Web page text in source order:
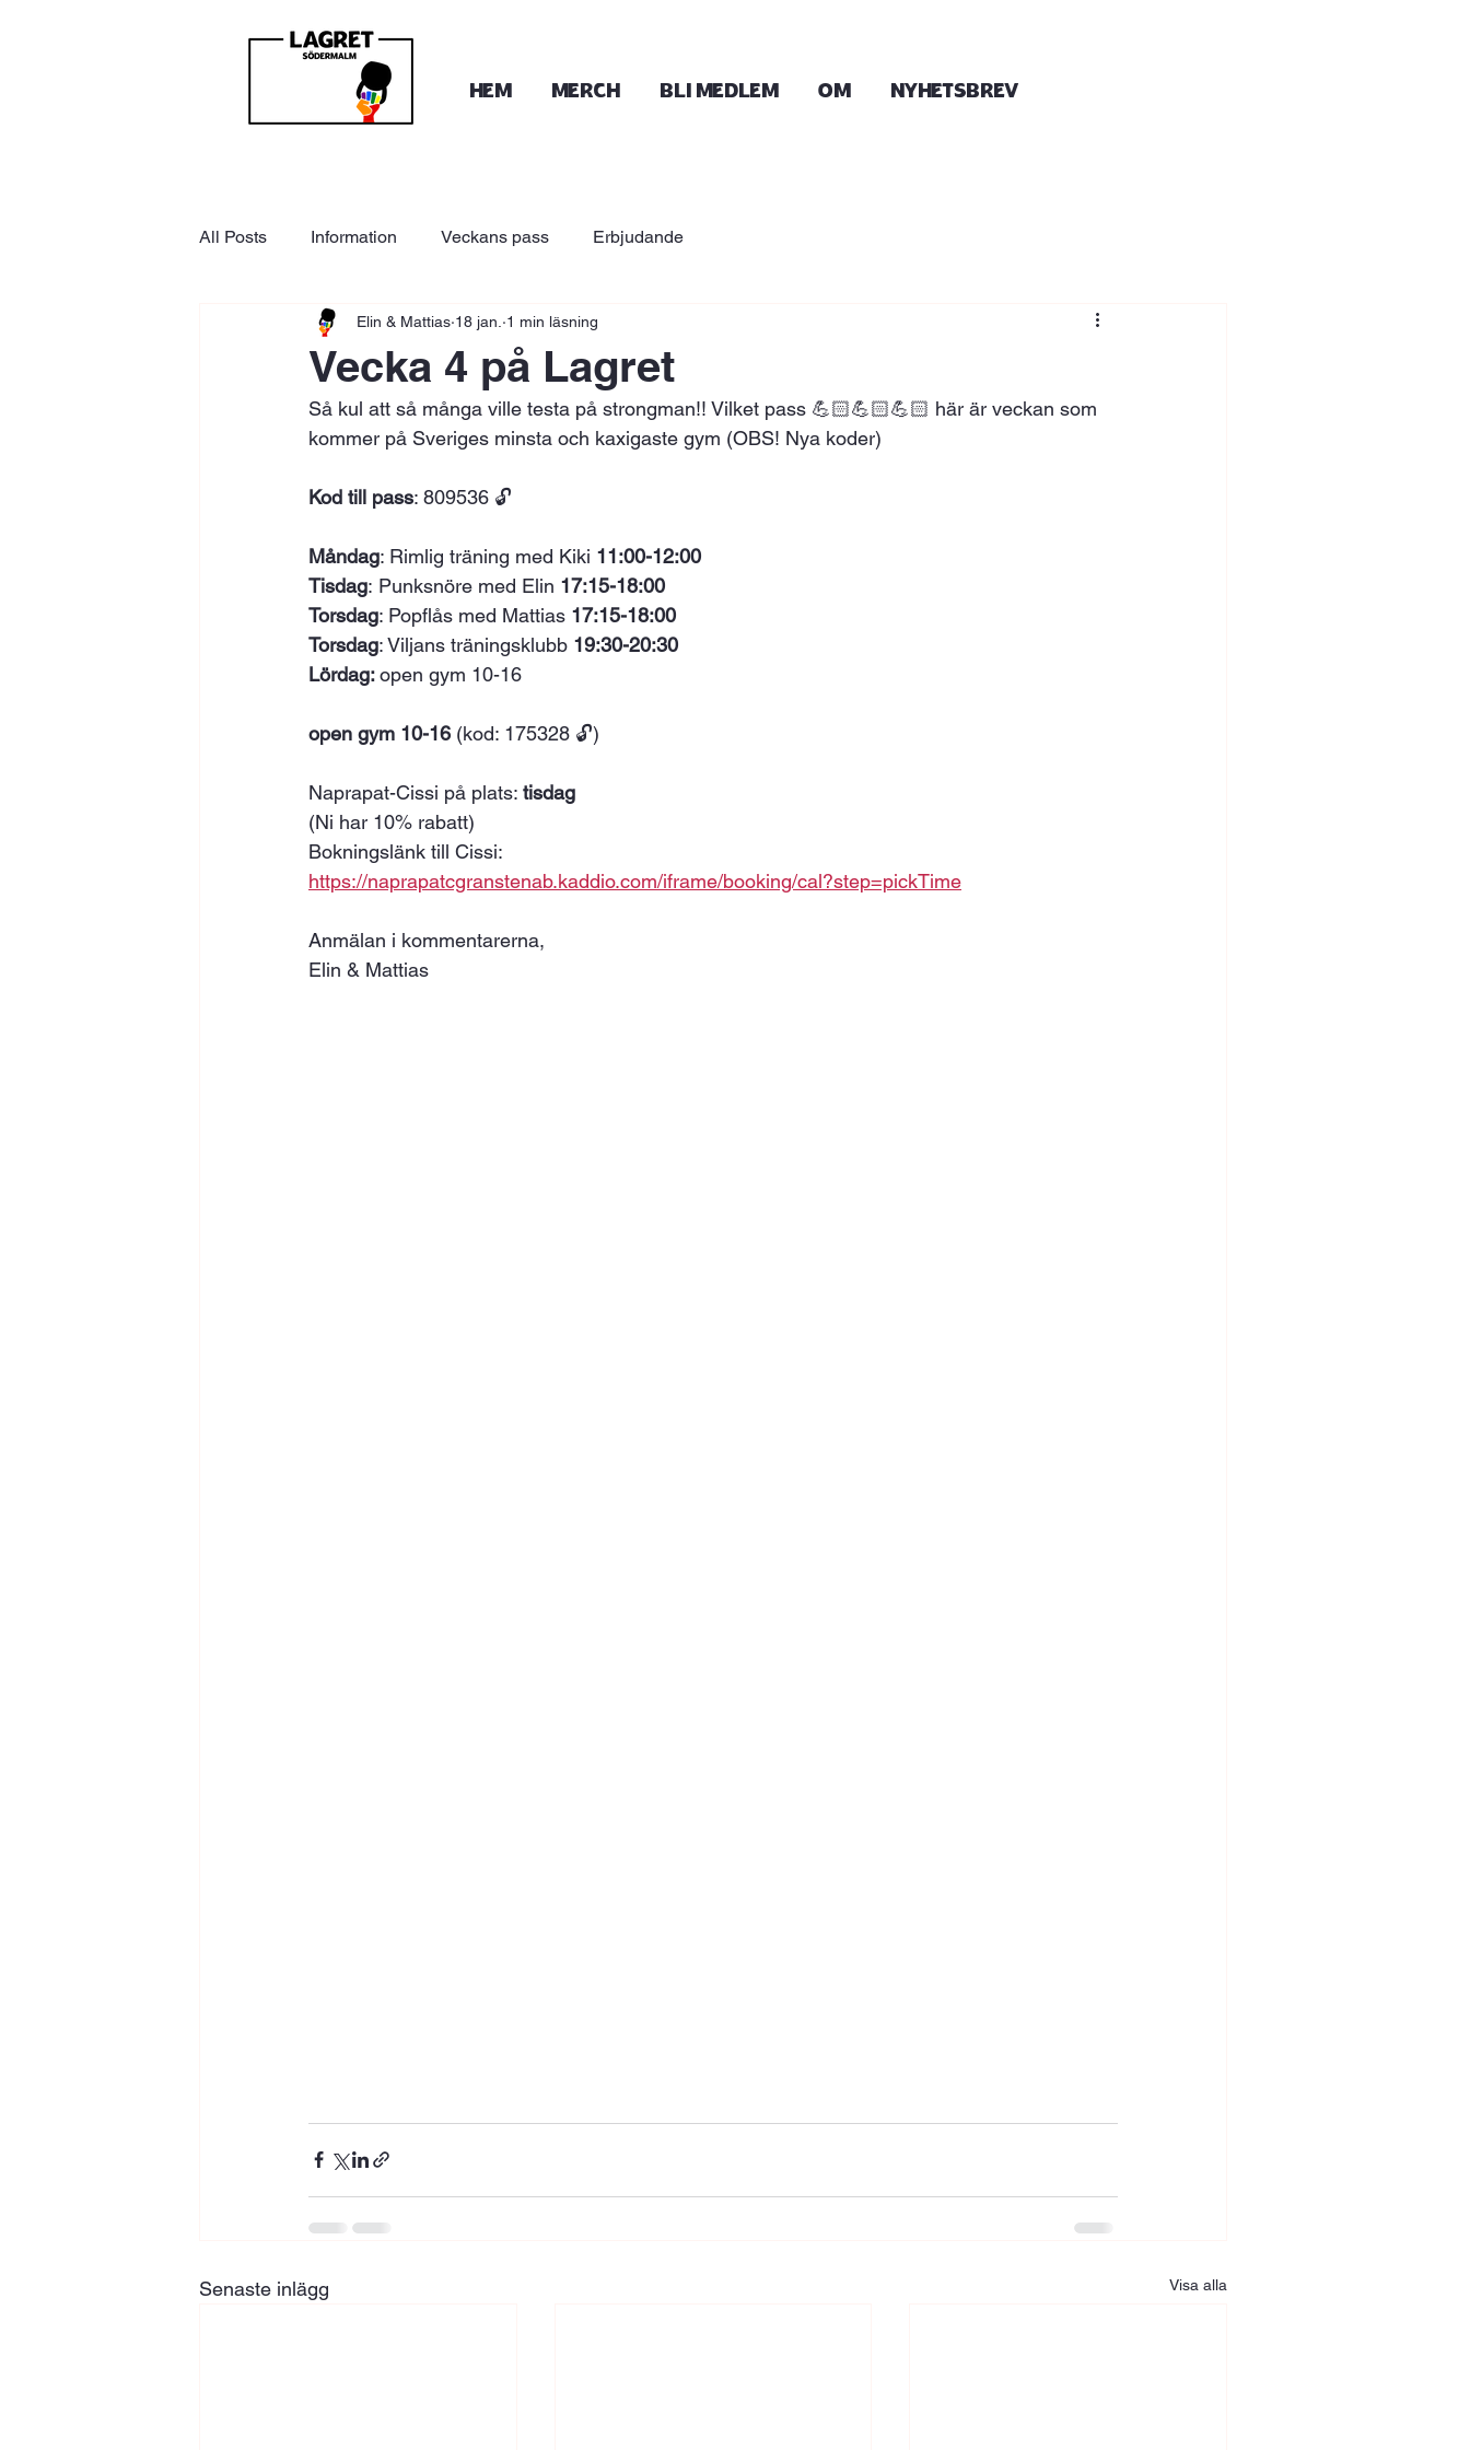
HEM Merch bli medlem OM Nyhetsbrev
All Posts Information Veckans pass Erbjudande
Vecka 4 på Lagret
Elin & Mattias 18 jan. 1 min läsning
Så kul att så många ville testa på strongman!! Vilket pass 💪🏻💪🏻💪🏻 här är veckan som
kommer på Sveriges minsta och kaxigaste gym (OBS! Nya koder)
Kod till pass: 809536 🔓
Måndag: Rimlig träning med Kiki 11:00-12:00
Tisdag: Punksnöre med Elin 17:15-18:00
Torsdag: Popflås med Mattias 17:15-18:00
Torsdag: Viljans träningsklubb 19:30-20:30
Lördag: open gym 10-16
open gym 10-16 (kod: 175328 🔓)
Naprapat-Cissi på plats: tisdag
(Ni har 10% rabatt)
Bokningslänk till Cissi:
https://naprapatcgranstenab.kaddio.com/iframe/booking/cal?step=pickTime
Anmälan i kommentarerna,
Elin & Mattias
Senaste inlägg Visa alla